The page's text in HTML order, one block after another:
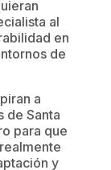
al
en
de
a
de Santa
para que
y